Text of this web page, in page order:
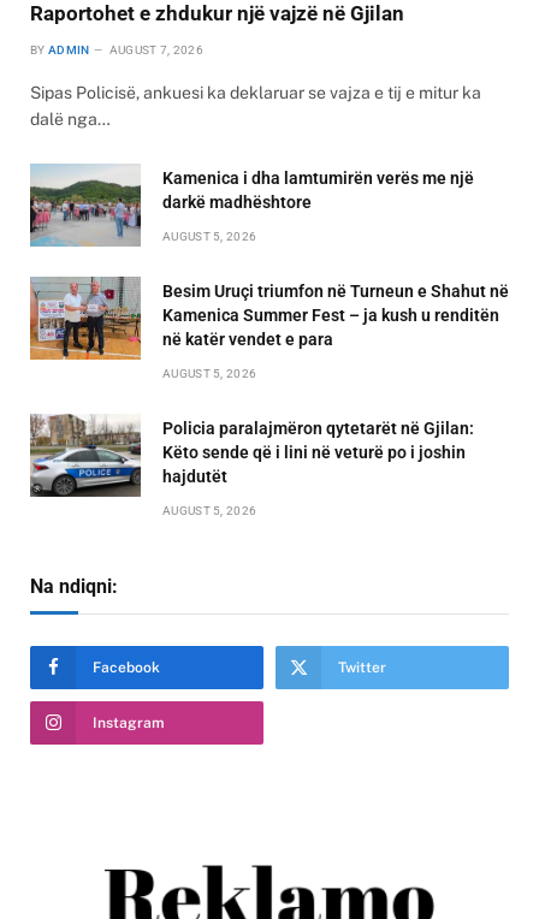
Raportohet e zhdukur një vajzë në Gjilan
BY ADMIN AUGUST 7, 2026
Sipas Policisë, ankuesi ka deklaruar se vajza e tij e mitur ka
dalë nga…
Kamenica i dha lamtumirën verës me një
darkë madhështore
AUGUST 5, 2026
Besim Uruçi triumfon në Turneun e Shahut në
Kamenica Summer Fest – ja kush u renditën
në katër vendet e para
AUGUST 5, 2026
Policia paralajmëron qytetarët në Gjilan:
Këto sende që i lini në veturë po i joshin
hajdutët
AUGUST 5, 2026
Na ndiqni:
Facebook Twitter
Instagram